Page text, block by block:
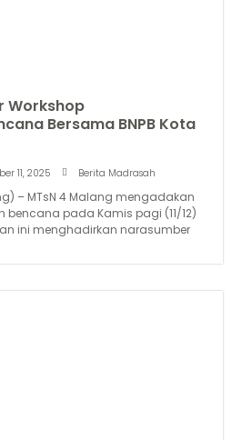
Workshop
Bersama BNPB Kota
11, 2025 Berita Madrasah
– MTsN 4 Malang mengadakan
pada Kamis pagi (11/12)
ini menghadirkan narasumber